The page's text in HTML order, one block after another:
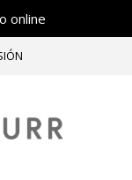
online